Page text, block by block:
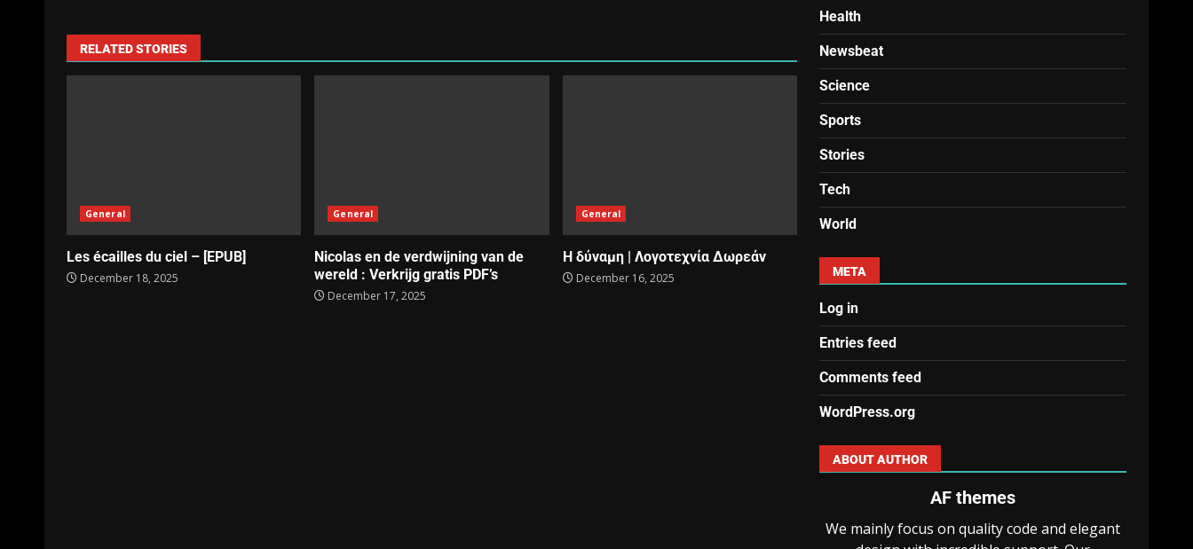
RELATED STORIES
General
Les écailles du ciel – [EPUB]
December 18, 2025
General
Nicolas en de verdwijning van de
wereld : Verkrijg gratis PDF’s
December 17, 2025
General
Η δύναμη | Λογοτεχνία Δωρεάν
December 16, 2025
Health
Newsbeat
Science
Sports
Stories
Tech
World
META
Log in
Entries feed
Comments feed
WordPress.org
ABOUT AUTHOR
AF themes
We mainly focus on quality code and elegant